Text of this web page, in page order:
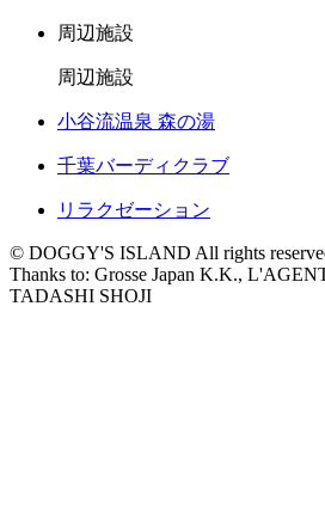
周辺施設
周辺施設
小谷流温泉 森の湯
千葉バーディクラブ
リラクゼーション
© DOGGY'S ISLAND All rights
Thanks to: Grosse Japan K.K.,
TADASHI SHOJI